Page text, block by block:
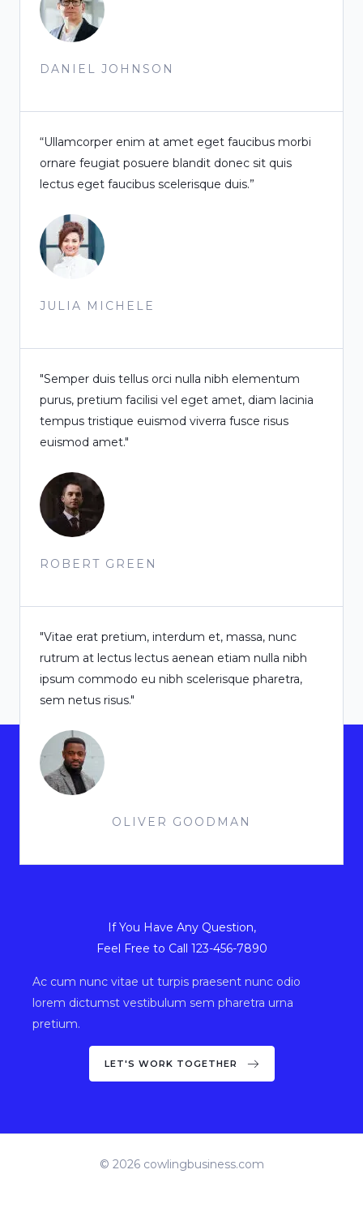
DANIEL JOHNSON
“Ullamcorper enim at amet eget faucibus morbi
ornare feugiat posuere blandit donec sit quis
lectus eget faucibus scelerisque duis.”
JULIA MICHELE
"Semper duis tellus orci nulla nibh elementum
purus, pretium facilisi vel eget amet, diam lacinia
tempus tristique euismod viverra fusce risus
euismod amet."
ROBERT GREEN
"Vitae erat pretium, interdum et, massa, nunc
rutrum at lectus lectus aenean etiam nulla nibh
ipsum commodo eu nibh scelerisque pharetra,
sem netus risus."
OLIVER GOODMAN
If You Have Any Question,
Feel Free to Call 123-456-7890
Ac cum nunc vitae ut turpis praesent nunc odio
lorem dictumst vestibulum sem pharetra urna
pretium.
LET'S WORK TOGETHER
© 2026 cowlingbusiness.com